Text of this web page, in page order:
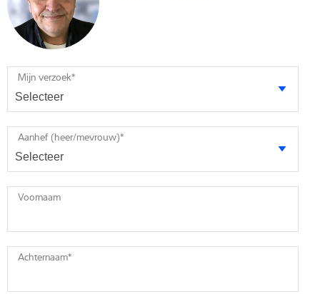
Mijn verzoek*
Aanhef (heer/mevrouw)*
Voornaam
Achternaam*